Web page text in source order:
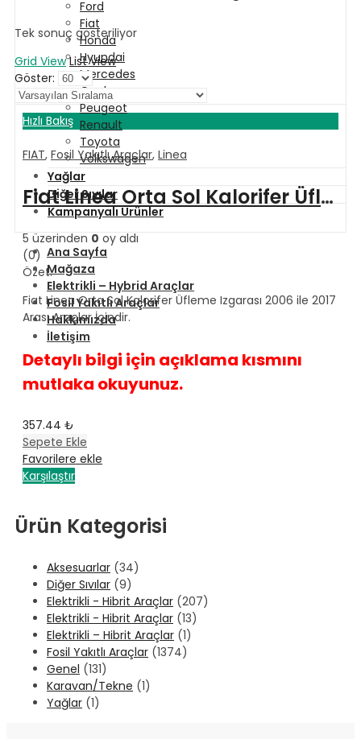
Ford
Fiat
Honda
Hyundai
Mercedes
Opel
Peugeot
Renault
Toyota
Volkswagen
Yağlar
Diğer Sıvılar
Kampanyalı Ürünler
Ana Sayfa
Mağaza
Elektrikli – Hybrid Araçlar
Fosil Yakıtlı Araçlar
Hakkımızda
İletişim
Tek sonuç gösteriliyor
Grid View List View
Göster:
Hızlı Bakış
FIAT, Fosil Yakıtlı Araçlar, Linea
Fiat Linea Orta Sol Kalorifer Üfleme Izgarası 2006 ile 2017 Arası Araçlar İçin
5 üzerinden 0 oy aldı
(0)
Özet:
Fiat Linea Orta Sol Kalorifer Üfleme Izgarası 2006 ile 2017
Arası Araçlar İçindir.
Detaylı bilgi için açıklama kısmını
mutlaka okuyunuz.
357.44 ₺
Sepete Ekle
Favorilere ekle
Karşılaştır
Ürün Kategorisi
Aksesuarlar (34)
Diğer Sıvılar (9)
Elektrikli - Hibrit Araçlar (207)
Elektrikli - Hibrit Araçlar (13)
Elektrikli – Hibrit Araçlar (1)
Fosil Yakıtlı Araçlar (1374)
Genel (131)
Karavan/Tekne (1)
Yağlar (1)